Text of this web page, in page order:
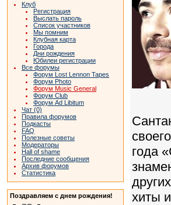
Клуб
Регистрация
Выслать пароль
Список участников
Мы помним
Клубная карта
Города
Дни рождения
Юбилеи регистрации
Все форумы
Форум Lost Lennon Tapes
Форум Photo
Форум Music General
Форум Club
Форум Ad Libitum
Чат (0)
Правила форумов
Подкасты
FAQ
Полезные советы
Модераторы
Hall of shame
Последние сообщения
Архив форумов
Статистика
Поздравляем с днем рождения!
года
хиты